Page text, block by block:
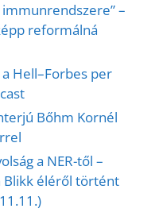
–
reformálná
Hell–Forbes per
Bőhm Kornél
a NER-től –
Blikk éléről történt